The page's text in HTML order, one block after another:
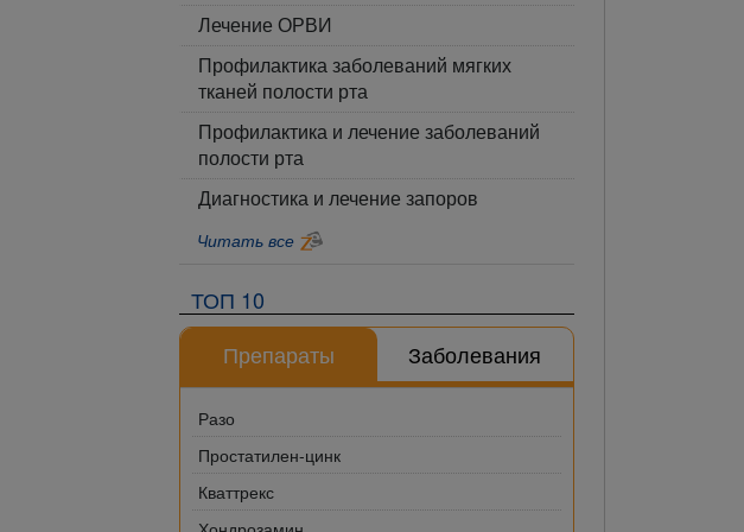
Лечение ОРВИ
Профилактика заболеваний мягких
тканей полости рта
Профилактика и лечение заболеваний
полости рта
Диагностика и лечение запоров
Читать все
ТОП 10
Препараты
Заболевания
Разо
Простатилен-цинк
Кваттрекс